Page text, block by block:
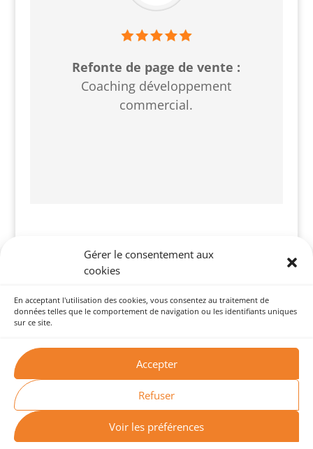
Gérer le consentement aux
cookies
En acceptant l'utilisation des cookies, vous consentez au traitement de
données telles que le comportement de navigation ou les identifiants uniques
sur ce site.
Accepter
Refuser
Voir les préférences
Refonte de page de vente :
Coaching développement
commercial.

2023©Benjamin Gensburger